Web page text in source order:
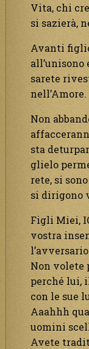
Vita, chi
si sazierà,
Avanti
sarete
nell’Amore.
Non
sta
glielo
rete, si
si dirigono
Figli Miei,
vostra
Non volete
perché lui,
con le sue
Aaahhh
uomini
Avete